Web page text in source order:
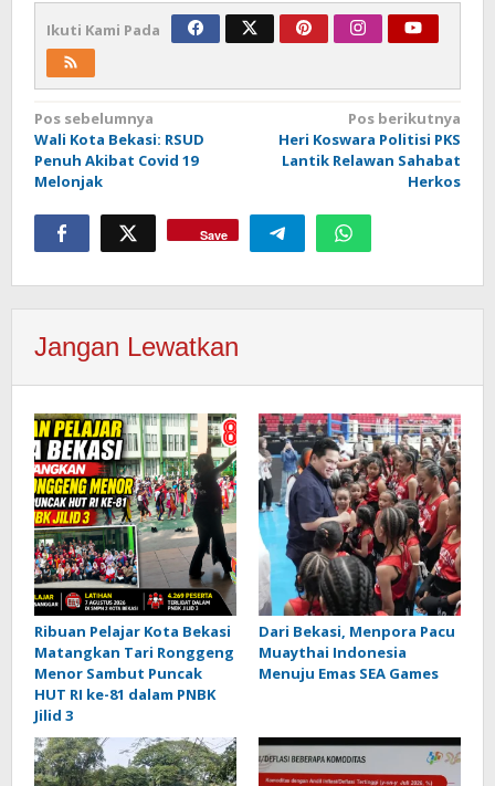
Ikuti Kami Pada
Navigasi
pos
Pos sebelumnya
Wali Kota Bekasi: RSUD
Penuh Akibat Covid 19
Melonjak
Pos berikutnya
Heri Koswara Politisi PKS
Lantik Relawan Sahabat
Herkos
Save
Jangan Lewatkan
Ribuan Pelajar Kota Bekasi
Matangkan Tari Ronggeng
Menor Sambut Puncak
HUT RI ke-81 dalam PNBK
Jilid 3
Dari Bekasi, Menpora Pacu
Muaythai Indonesia
Menuju Emas SEA Games